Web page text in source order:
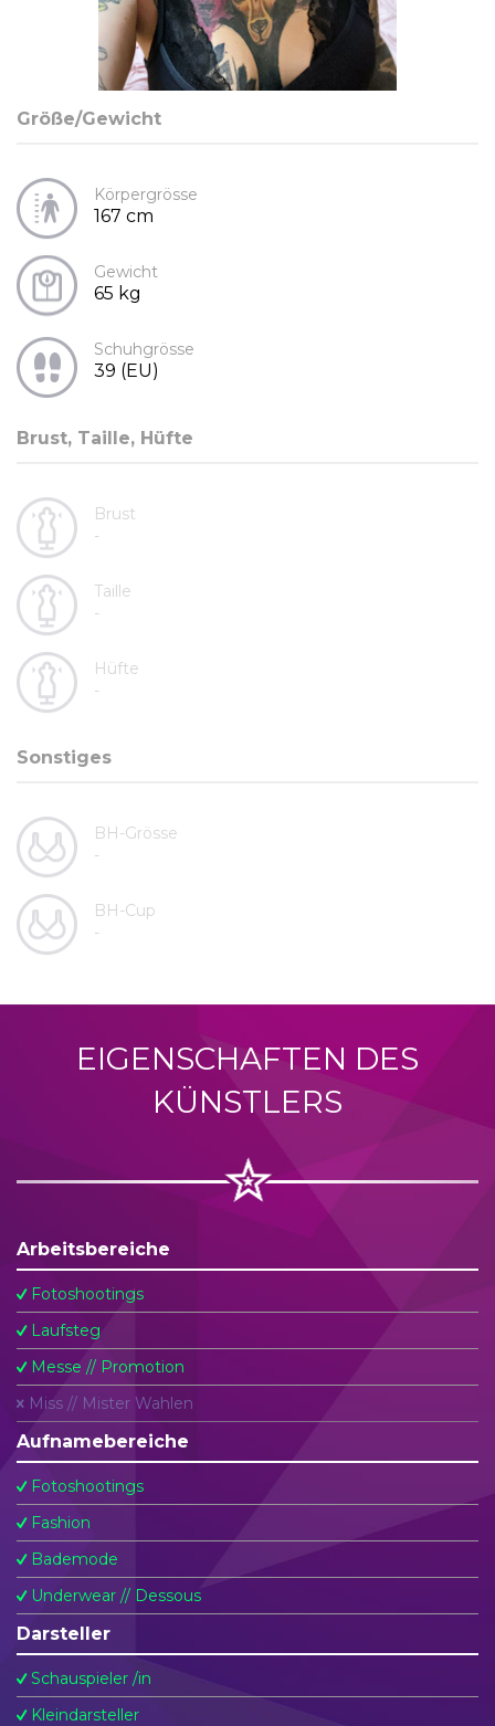
Größe/Gewicht
Körpergrösse
167 cm
Gewicht
65 kg
Schuhgrösse
39 (EU)
Brust, Taille, Hüfte
Brust
-
Taille
-
Hüfte
-
Sonstiges
BH-Grösse
-
BH-Cup
-
EIGENSCHAFTEN DES
KÜNSTLERS
Arbeitsbereiche
Fotoshootings
Laufsteg
Messe // Promotion
Miss // Mister Wahlen
Aufnamebereiche
Fotoshootings
Fashion
Bademode
Underwear // Dessous
Darsteller
Schauspieler /in
Kleindarsteller